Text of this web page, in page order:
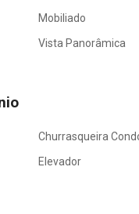
Mobiliado
Vista Panorâmica
Churrasqueira
Elevador